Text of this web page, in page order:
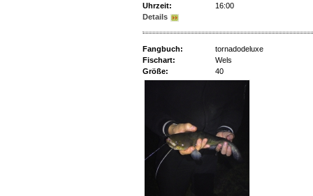
Uhrzeit:
16:00
Details
Fangbuch:
tornadodeluxe
Fischart:
Wels
Größe:
40